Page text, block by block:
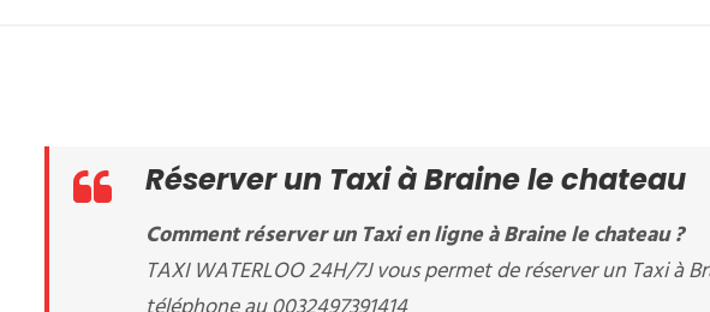
Réserver un Taxi à Braine le chateau
Comment réserver un Taxi en ligne à Braine le chateau ?
TAXI WATERLOO 24H/7J vous permet de réserver un Taxi